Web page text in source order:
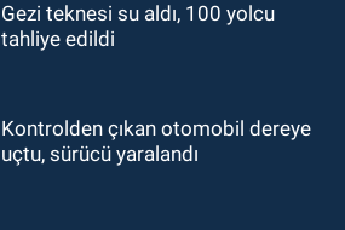
Gezi teknesi su aldı, 100 yolcu
tahliye edildi
Kontrolden çıkan otomobil dereye
uçtu, sürücü yaralandı